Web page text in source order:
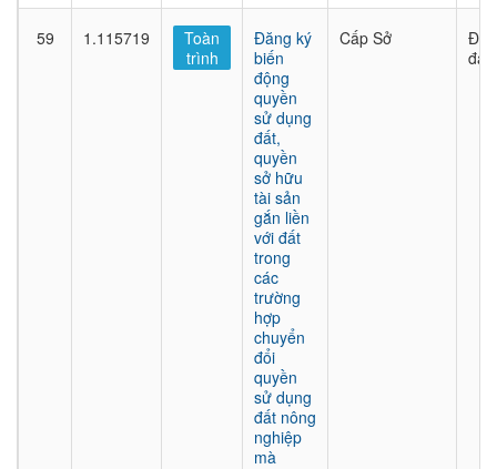
59 1.115719
Toàn
trình
Đăng ký
biến
động
quyền
sử dụng
đất,
quyền
sở hữu
tài sản
gắn liền
với đất
trong
các
trường
hợp
chuyển
đổi
quyền
sử dụng
đất nông
nghiệp
mà
Cấp Sở
Đất
đai